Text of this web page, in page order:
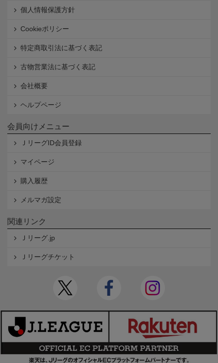
個人情報保護方針
Cookieポリシー
特定商取引法に基づく表記
古物営業法に基づく表記
会社概要
ヘルプページ
会員向けメニュー
ＪリーグID会員登録
マイページ
購入履歴
メルマガ設定
関連リンク
Ｊリーグ.jp
Ｊリーグチケット